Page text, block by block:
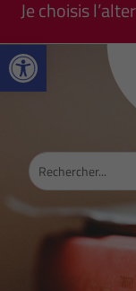
Ouvrir la barre d’outils
Je choisis